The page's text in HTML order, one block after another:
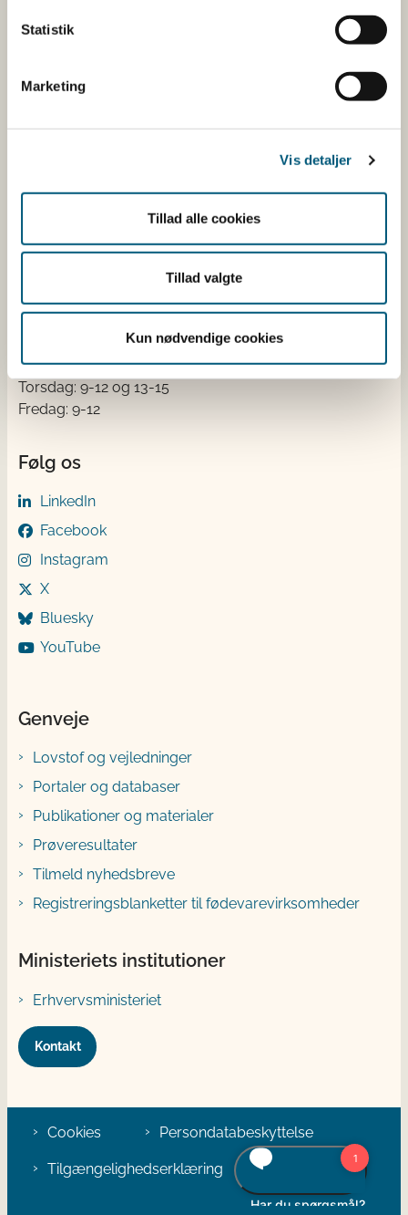
Statistik
Marketing
Vis detaljer
Tillad alle cookies
Tillad valgte
Kun nødvendige cookies
officielle Kostråd og smileykontroller, som du kender
Kontakt
Fødevarestyrelsen
Tlf. 72 2​​​7 69 00
EAN
Åben:
Onsdag: 9-12
Torsdag: 9-12 og 13-15
Fredag: 9-12
Følg os
LinkedIn
Facebook
Instagram
X
Bluesky
YouTube
Genveje
Lovstof og vejledninger
Portaler og databaser
Publikationer og materialer
Prøveresultater
Tilmeld nyhedsbreve
Registreringsblanketter til fødevarevirksomheder
Ministeriets institutioner
Erhvervsministeriet
Kontakt
Cookies Persondatabeskyttelse
Tilgængelighedserklæring